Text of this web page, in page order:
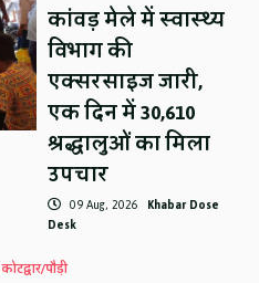
कांवड़ मेले में स्वास्थ्य
विभाग की
एक्सरसाइज जारी,
एक दिन में 30,610
श्रद्धालुओं का मिला
उपचार
09 Aug, 2026 Khabar Dose
Desk
कोटद्वार/पौड़ी